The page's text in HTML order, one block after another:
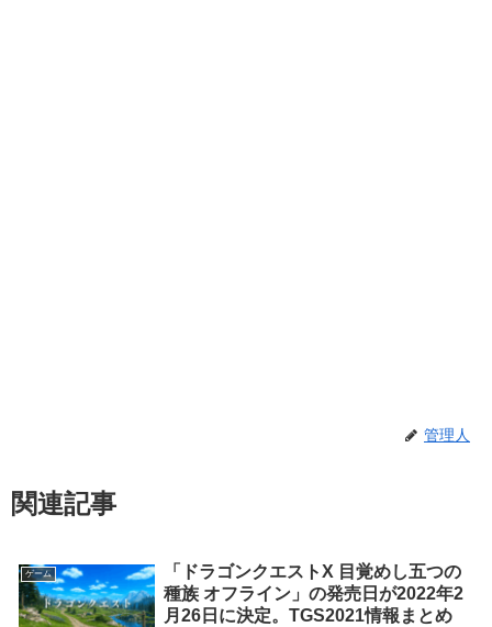
管理人
関連記事
ゲーム
「ドラゴンクエストX 目覚めし五つの
種族 オフライン」の発売日が2022年2
月26日に決定。TGS2021情報まとめ